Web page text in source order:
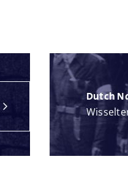
Dutch